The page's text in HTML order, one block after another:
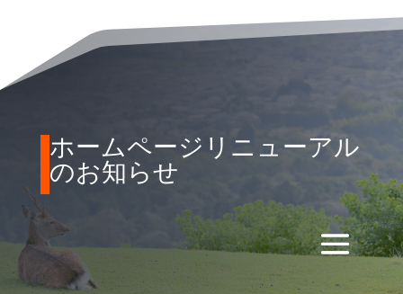
ホームページリニューアル
のお知らせ